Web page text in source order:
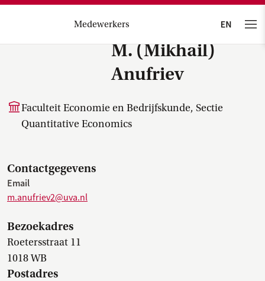
Medewerkers
M. (Mikhail)
Anufriev
Faculteit Economie en Bedrijfskunde, Sectie
Quantitative Economics
Contactgegevens
Email
m.anufriev2@uva.nl
Bezoekadres
Roetersstraat 11
1018 WB
Postadres